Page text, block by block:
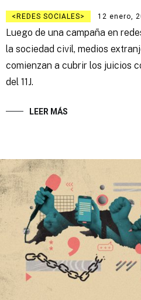
REDES SOCIALES 12 enero,
Luego de una campaña en
la sociedad civil, medios
comienzan a cubrir los juicios
del 11J.
LEER MÁS